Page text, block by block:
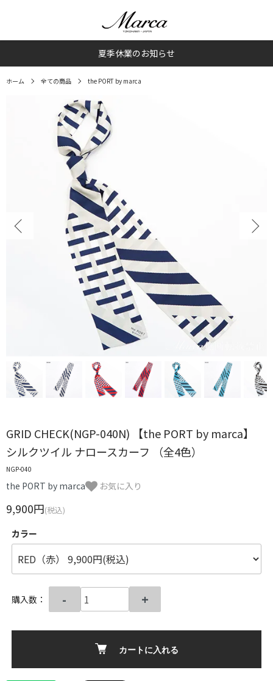
夏季休業のお知らせ
ホーム 全ての商品 the PORT by marca
GRID CHECK(NGP-040N) 【the PORT by marca】
シルクツイル ナロースカーフ （全4色）
NGP-040
the PORT by marca お気に入り
9,900円(税込)
カラー
購入数： - +
カートに入れる